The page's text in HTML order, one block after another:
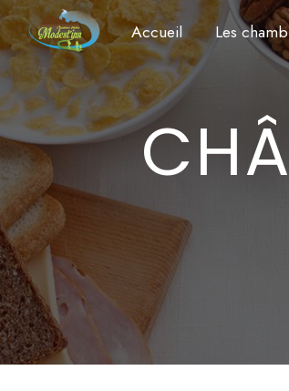
Accueil Les
Panneau de gestion des cookies